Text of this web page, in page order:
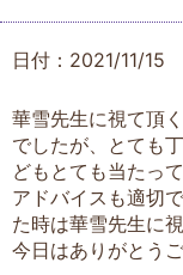
日付：2021/11/15
華雪先生に視て頂
でしたが、とても
どもとても当たっ
アドバイスも適切
た時は華雪先生に
今日はありがとう